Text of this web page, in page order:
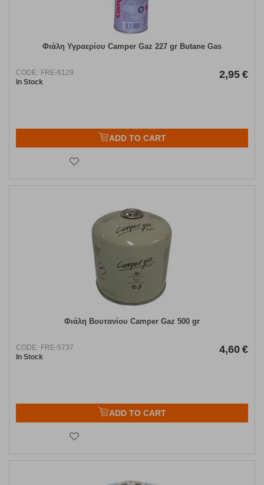
Φιάλη Υγραερίου Camper Gaz 227 gr Butane Gas
CODE: FRE-6129
In Stock
2,95 €
ADD TO CART
Φιάλη Βουτανίου Camper Gaz 500 gr
CODE: FRE-5737
In Stock
4,60 €
ADD TO CART